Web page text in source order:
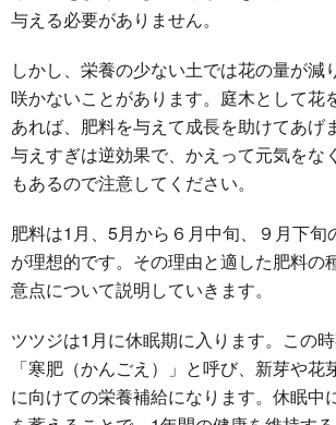
与える必要がありません。
しかし、栄養の少ない土では花の量が減
咲かないことがあります。庭木として花
あれば、肥料を与えて成長を助けてあげ
与えすぎは逆効果で、かえって元気をな
もあるので注意してください。
肥料は1月、5月から６月中旬、９月下旬
が理想的です。その理由と適した肥料の
意点について説明していきます。
ツツジは1月に休眠期に入ります。この
「寒肥（かんごえ）」と呼び、新芽や花
に向けての栄養補給になります。休眠中